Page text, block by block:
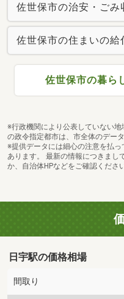
佐世保市の治安・ごみ
佐世保市の住まいの給
佐世保市の暮ら
※行政機関により公表していない
の政令指定都市は、市全体のデー
※提供データには細心の注意を払
あります。 最新の情報につきまし
か、自治体HPなどをご確認ください
日宇駅の価格相場
間取り